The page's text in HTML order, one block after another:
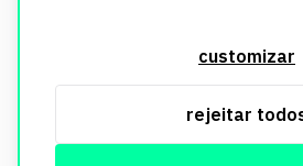
customizar
rejeitar
segurança. Todos os dados coletados
utilizados exclusivamente para fins de
informações, consulte nossa Política de